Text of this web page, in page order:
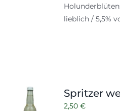
lieblich / 5,5%
Spritzer
2,50 €